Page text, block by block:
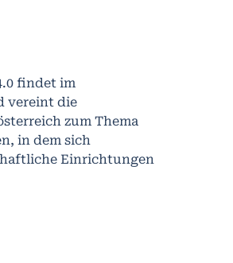
findet im
vereint die
zum Thema
in dem sich
Einrichtungen